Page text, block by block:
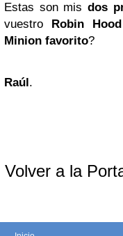
Estas son mis dos
vuestro Robin
Minion favorito?
Raúl.
Volver a la